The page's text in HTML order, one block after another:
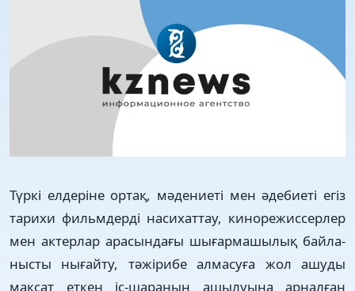
Түркі елдеріне ортақ, мəде­н­ие­­ті мен əде­биеті егіз
тарихи фильм­дерді на­си­хаттау, кино­ре­­жис­серлер
мен актер­лар ара­сын­дағы шығар­ма­шылық байла­­
нысты ны­ғай­ту, тəжірибе ал­ма­суға жол ашу­ды
мақсат еткен іс-шараның ашылуына ар­­нал­ған